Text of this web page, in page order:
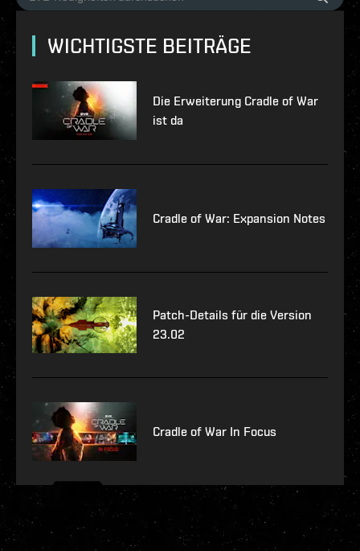
WICHTIGSTE BEITRÄGE
Die Erweiterung Cradle of War
ist da
Cradle of War: Expansion Notes
Patch-Details für die Version
23.02
Cradle of War In Focus